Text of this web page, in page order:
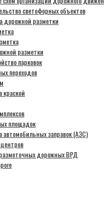
светофорных объектов
дорожной разметки
разметки
парковок
переходов
краской
площадок
автомобильных заправок (АЗС)
дорожных ВРД